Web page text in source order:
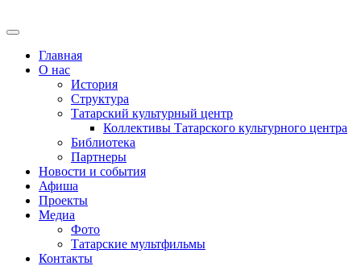
Главная
О нас
История
Структура
Татарский культурный центр
Коллективы Татарского культурного центра
Библиотека
Партнеры
Новости и события
Афиша
Проекты
Медиа
Фото
Татарские мультфильмы
Контакты